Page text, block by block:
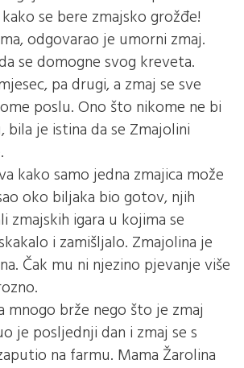
se bere zmajsko grožđe!
odgovarao je umorni zmaj.
se domogne svog kreveta.
pa drugi, a zmaj se sve
poslu. Ono što nikome ne bi
bila je istina da se Zmajolini
kako samo jedna zmajica može
oko biljaka bio gotov, njih
zmajskih igara u kojima se
i zamišljalo. Zmajolina je
Čak mu ni njezino pjevanje više
mnogo brže nego što je zmaj
je posljednji dan i zmaj se s
na farmu. Mama Žarolina